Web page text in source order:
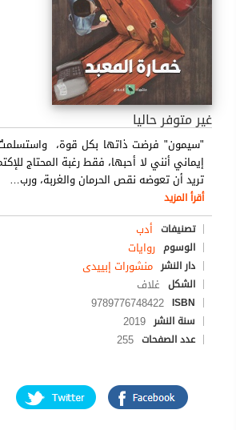
غير متوفر حاليا
"سيمون" فرضت ذاتها بكل قوة،
إيماني أنني لا أحبها، فقط رغبة المحتاج
تريد أن تعوضه نقص الحرمان والغربة، ورب…
أقرأ المزيد
تصنيفات أدب
الوسوم روايات
دار النشر منشورات إبييدى
الشكل غلاف
ISBN
9789776748422
سنة النشر 2019
عدد الصفحات 255